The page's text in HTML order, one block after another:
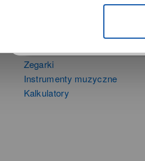
Zegarki
Instrumenty muzyczne
Kalkulatory
DOWIEDZ SIĘ